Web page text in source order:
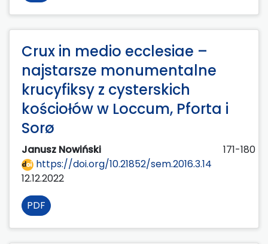
Crux in medio ecclesiae –
najstarsze monumentalne
krucyfiksy z cysterskich
kościołów w Loccum, Pforta i
Sorø
Janusz Nowiński
171-180
https://doi.org/10.21852/sem.2016.3.14
12.12.2022
PDF